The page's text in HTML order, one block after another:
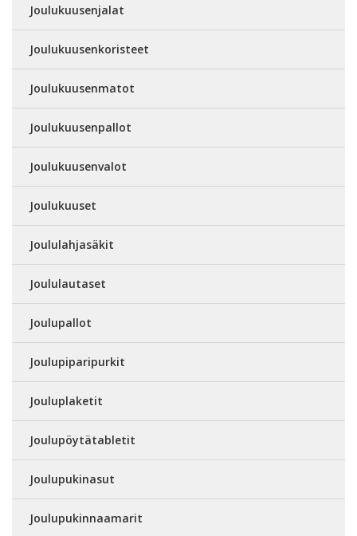
Joulukuusenjalat
Joulukuusenkoristeet
Joulukuusenmatot
Joulukuusenpallot
Joulukuusenvalot
Joulukuuset
Joululahjasäkit
Joululautaset
Joulupallot
Joulupiparipurkit
Jouluplaketit
Joulupöytätabletit
Joulupukinasut
Joulupukinnaamarit